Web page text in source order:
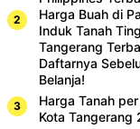
Harga Buah di
Induk Tanah
Tangerang
Daftarnya
Belanja!
Harga Tanah
Kota Tangerang